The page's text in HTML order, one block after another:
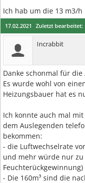
Ich hab um die 13 m3/
17.02.2021 Zuletzt bearbeitet:
Incrabbit
Danke schonmal für
Es wurde wohl von
Heizungsbauer hat es
Ich konnte auch mal
dem Auslegenden
bekommen:
- die Luftwechselrate
und mehr würde nur
- Die 160m³ sind die